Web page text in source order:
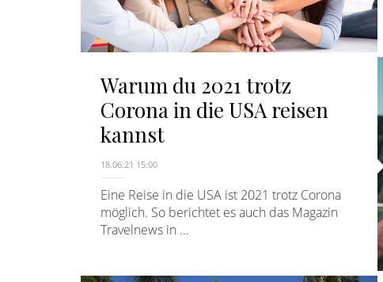
Warum du 2021 trotz
Corona in die USA reisen
kannst
18.06.21 15:00
Eine Reise in die USA ist 2021 trotz Corona
möglich. So berichtet es auch das Magazin
Travelnews in ...